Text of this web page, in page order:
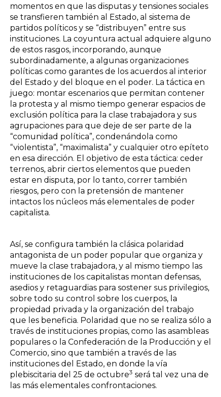
momentos en que las disputas y tensiones sociales
se transfieren también al Estado, al sistema de
partidos políticos y se “distribuyen” entre sus
instituciones. La coyuntura actual adquiere alguno
de estos rasgos, incorporando, aunque
subordinadamente, a algunas organizaciones
políticas como garantes de los acuerdos al interior
del Estado y del bloque en el poder. La táctica en
juego: montar escenarios que permitan contener
la protesta y al mismo tiempo generar espacios de
exclusión política para la clase trabajadora y sus
agrupaciones para que deje de ser parte de la
“comunidad política”, condenándola como
“violentista”, “maximalista” y cualquier otro epíteto
en esa dirección. El objetivo de esta táctica: ceder
terrenos, abrir ciertos elementos que pueden
estar en disputa, por lo tanto, correr también
riesgos, pero con la pretensión de mantener
intactos los núcleos más elementales de poder
capitalista.
Así, se configura también la clásica polaridad
antagonista de un poder popular que organiza y
mueve la clase trabajadora, y al mismo tiempo las
instituciones de los capitalistas montan defensas,
asedios y retaguardias para sostener sus privilegios,
sobre todo su control sobre los cuerpos, la
propiedad privada y la organización del trabajo
que les beneficia. Polaridad que no se realiza sólo a
través de instituciones propias, como las asambleas
populares o la Confederación de la Producción y el
Comercio, sino que también a través de las
instituciones del Estado, en donde la vía
plebiscitaria del 25 de octubre3 será tal vez una de
las más elementales confrontaciones.